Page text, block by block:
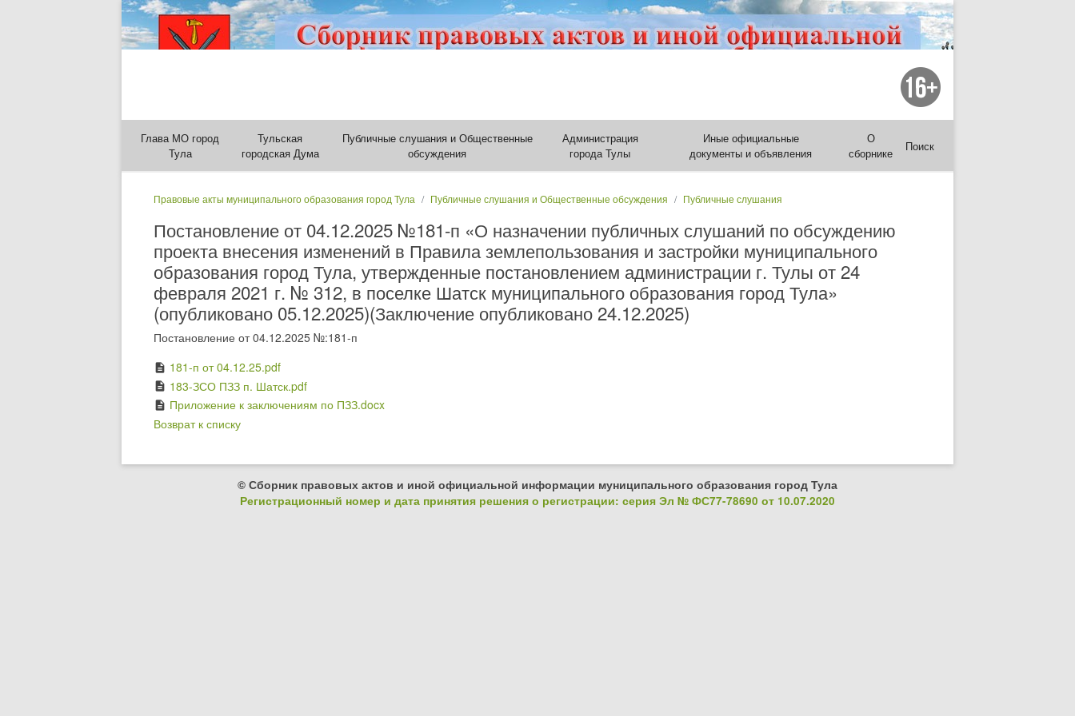
Глава МО город
Тула
Тульская
городская Дума
Публичные слушания и Общественные
обсуждения
Администрация
города Тулы
Иные официальные
документы и объявления
О
сборнике
Поиск
Правовые акты муниципального образования город Тула Публичные слушания и Общественные обсуждения Публичные слушания
Постановление от 04.12.2025 №181-п «О назначении публичных слушаний по обсуждению
проекта внесения изменений в Правила землепользования и застройки муниципального
образования город Тула, утвержденные постановлением администрации г. Тулы от 24
февраля 2021 г. № 312, в поселке Шатск муниципального образования город Тула»
(опубликовано 05.12.2025)(Заключение опубликовано 24.12.2025)
Постановление от 04.12.2025 №:181-п
description 181-п от 04.12.25.pdf
description 183-ЗСО ПЗЗ п. Шатск.pdf
description Приложение к заключениям по ПЗЗ.docx
Возврат к списку
© Сборник правовых актов и иной официальной информации муниципального образования город Тула
Регистрационный номер и дата принятия решения о регистрации: серия Эл № ФС77-78690 от 10.07.2020